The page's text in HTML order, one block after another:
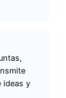
ideas y